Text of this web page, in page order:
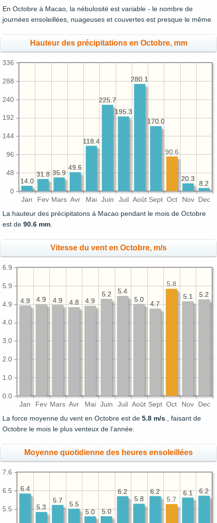
En Octobre à Macao, la nébulosité est variable - le nombre de
journées ensoleillées, nuageuses et couvertes est presque le même.
Hauteur des précipitations en Octobre, mm
Jan Fev Mars Avr Mai Juin Juil Août Sept Oct Nov Dec
0
48
96
144
192
240
288
336
8.2
20.3
170.0
280.1
195.3
225.7
118.4
49.6
35.9
31.8
14.0
8.2
20.3
90.6
170.0
280.1
195.3
225.7
118.4
49.6
35.9
31.8
14.0
La hauteur des précipitatons à Macao pendant le mois de Octobre
est de 90.6 mm.
Vitesse du vent en Octobre, m/s
Jan Fev Mars Avr Mai Juin Juil Août Sept Oct Nov Dec
0.0
1.0
2.0
3.0
4.0
4.9
5.9
6.9
5.2
5.1
4.7
5.0
5.4
5.2
4.9
4.8
4.9
4.9
4.9
5.2
5.1
5.8
4.7
5.0
5.4
5.2
4.9
4.8
4.9
4.9
4.9
La force moyenne du vent en Octobre est de 5.8 m/s., faisant de
Octobre le mois le plus venteux de l’année.
Moyenne quotidienne des heures ensoleillées
5.5
6.5
7.6
6.2
6.1
6.2
5.8
6.2
5.0
5.0
5.5
5.7
5.3
6.4 6.2
6.1
5.7
6.2
5.8
6.2
5.0
5.0
5.5
5.7
5.3
6.4